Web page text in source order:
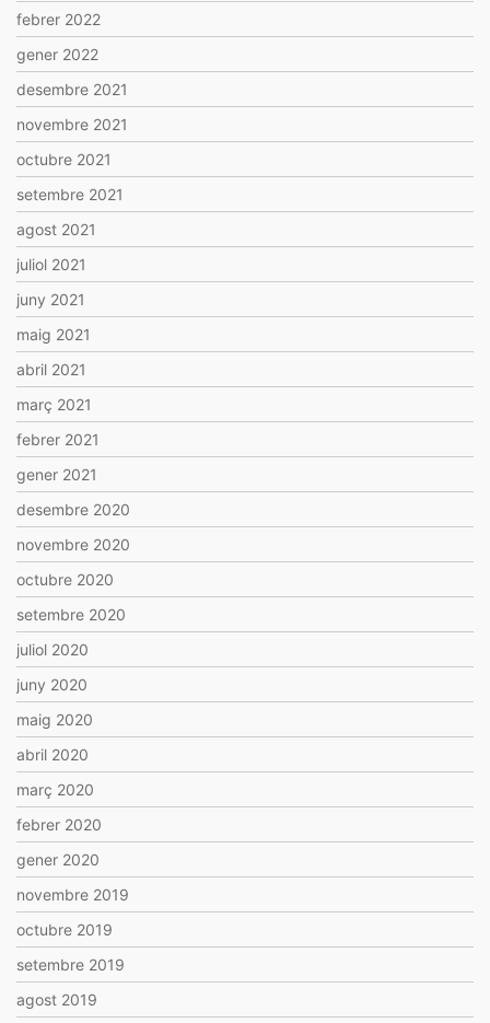
febrer 2022
gener 2022
desembre 2021
novembre 2021
octubre 2021
setembre 2021
agost 2021
juliol 2021
juny 2021
maig 2021
abril 2021
març 2021
febrer 2021
gener 2021
desembre 2020
novembre 2020
octubre 2020
setembre 2020
juliol 2020
juny 2020
maig 2020
abril 2020
març 2020
febrer 2020
gener 2020
novembre 2019
octubre 2019
setembre 2019
agost 2019